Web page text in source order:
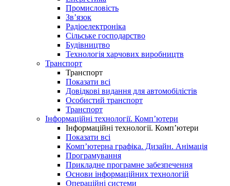
Промисловість
Зв’язок
Радіоелектроніка
Сільське господарство
Будівництво
Технологія харчових виробництв
Транспорт
Транспорт
Показати всі
Довідкові видання для автомобілістів
Особистий транспорт
Транспорт
Інформаційні технології. Комп’ютери
Інформаційні технології. Комп’ютери
Показати всі
Комп’ютерна графіка. Дизайн. Анімація
Програмування
Прикладне програмне забезпечення
Основи інформаційних технологій
Операційні системи